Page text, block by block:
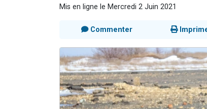
Mis en ligne le Mercredi 2 Juin 2021
Commenter